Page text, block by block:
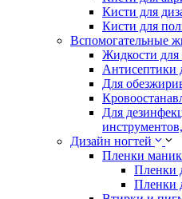
Кисти для
Кисти для
Вспомогательные
Жидкости для
Антисептики
Для
Для
Дизайн ногтей
Пленки
Пленки
Пленки